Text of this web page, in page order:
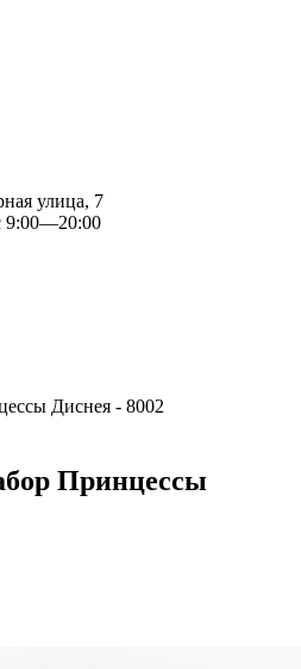
улица, 7
Диснея - 8002
Принцессы